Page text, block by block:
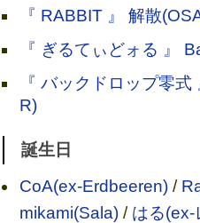
『 RABBIT 』 解散
『 ぎるてぃどォる 』
『 バックドロップ零
R)
誕生日
CoA(ex-Erdbeeren)/
mikami(Sala)/ はる(ex-